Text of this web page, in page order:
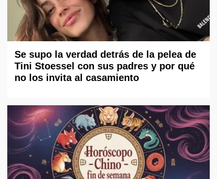
Se supo la verdad detrás de la pelea de
Tini Stoessel con sus padres y por qué
no los invita al casamiento